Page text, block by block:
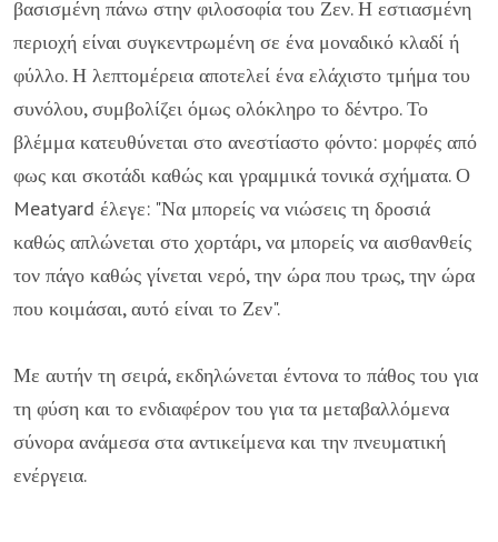
βασισμένη πάνω στην φιλοσοφία του Ζεν. Η εστιασμένη
περιοχή είναι συγκεντρωμένη σε ένα μοναδικό κλαδί ή
φύλλο. Η λεπτομέρεια αποτελεί ένα ελάχιστο τμήμα του
συνόλου, συμβολίζει όμως ολόκληρο το δέντρο. Το
βλέμμα κατευθύνεται στο ανεστίαστο φόντο: μορφές από
φως και σκοτάδι καθώς και γραμμικά τονικά σχήματα. Ο
Meatyard έλεγε: "Να μπορείς να νιώσεις τη δροσιά
καθώς απλώνεται στο χορτάρι, να μπορείς να αισθανθείς
τον πάγο καθώς γίνεται νερό, την ώρα που τρως, την ώρα
που κοιμάσαι, αυτό είναι το Ζεν".
Με αυτήν τη σειρά, εκδηλώνεται έντονα το πάθος του για
τη φύση και το ενδιαφέρον του για τα μεταβαλλόμενα
σύνορα ανάμεσα στα αντικείμενα και την πνευματική
ενέργεια.